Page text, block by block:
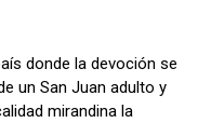
donde la devoción se
un San Juan adulto y
mirandina la